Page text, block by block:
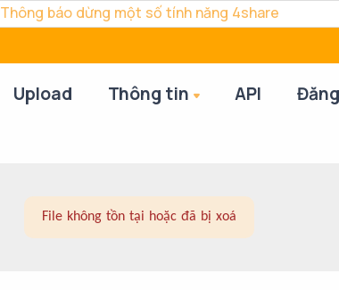
Thông báo dừng một số tính năng 4share
Upload Thông tin API
File không tồn tại hoặc đã bị xoá